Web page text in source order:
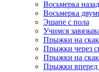
Восьмерка
Восьмерка
Эшапе с пола
Учимся
Прыжки на
Прыжки через
Прыжки на
Прыжки вперед